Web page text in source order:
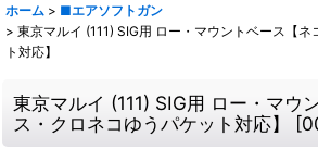
ホーム > ■エアソフトガン
> 東京マルイ (111) SIG用 ロー・マウントベース【ネ
ト対応】
東京マルイ (111) SIG用 ロー・マウ
ス・クロネコゆうパケット対応】 [